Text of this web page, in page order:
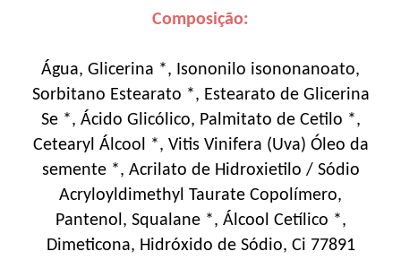
Composição:
Água, Glicerina *, Isononilo isononanoato,
Sorbitano Estearato *, Estearato de Glicerina
Se *, Ácido Glicólico, Palmitato de Cetilo *,
Cetearyl Álcool *, Vitis Vinifera (Uva) Óleo da
semente *, Acrilato de Hidroxietilo / Sódio
Acryloyldimethyl Taurate Copolímero,
Pantenol, Squalane *, Álcool Cetílico *,
Dimeticona, Hidróxido de Sódio, Ci 77891